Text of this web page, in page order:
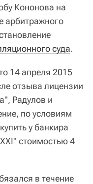
Кононова на
арбитражного
суда.
14 апреля 2015
отзыва лицензии
Радулов и
по условиям
у банкира
стоимостью 4
в течение